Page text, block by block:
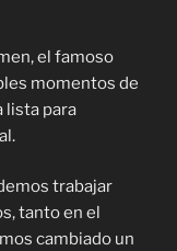
el famoso
momentos de
lista para
trabajar
tanto en el
cambiado un